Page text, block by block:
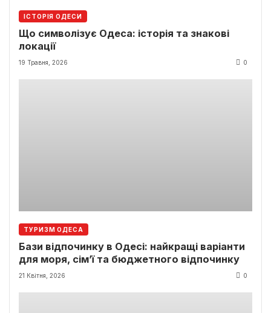
ІСТОРІЯ ОДЕСИ
Що символізує Одеса: історія та знакові
локації
19 Травня, 2026 0
ТУРИЗМ ОДЕСА
Бази відпочинку в Одесі: найкращі варіанти
для моря, сім’ї та бюджетного відпочинку
21 Квітня, 2026 0